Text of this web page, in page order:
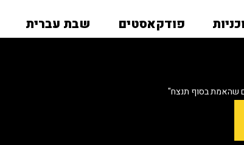
פודקאסטים שבת עברית
שהאמת בסוף תנצח"